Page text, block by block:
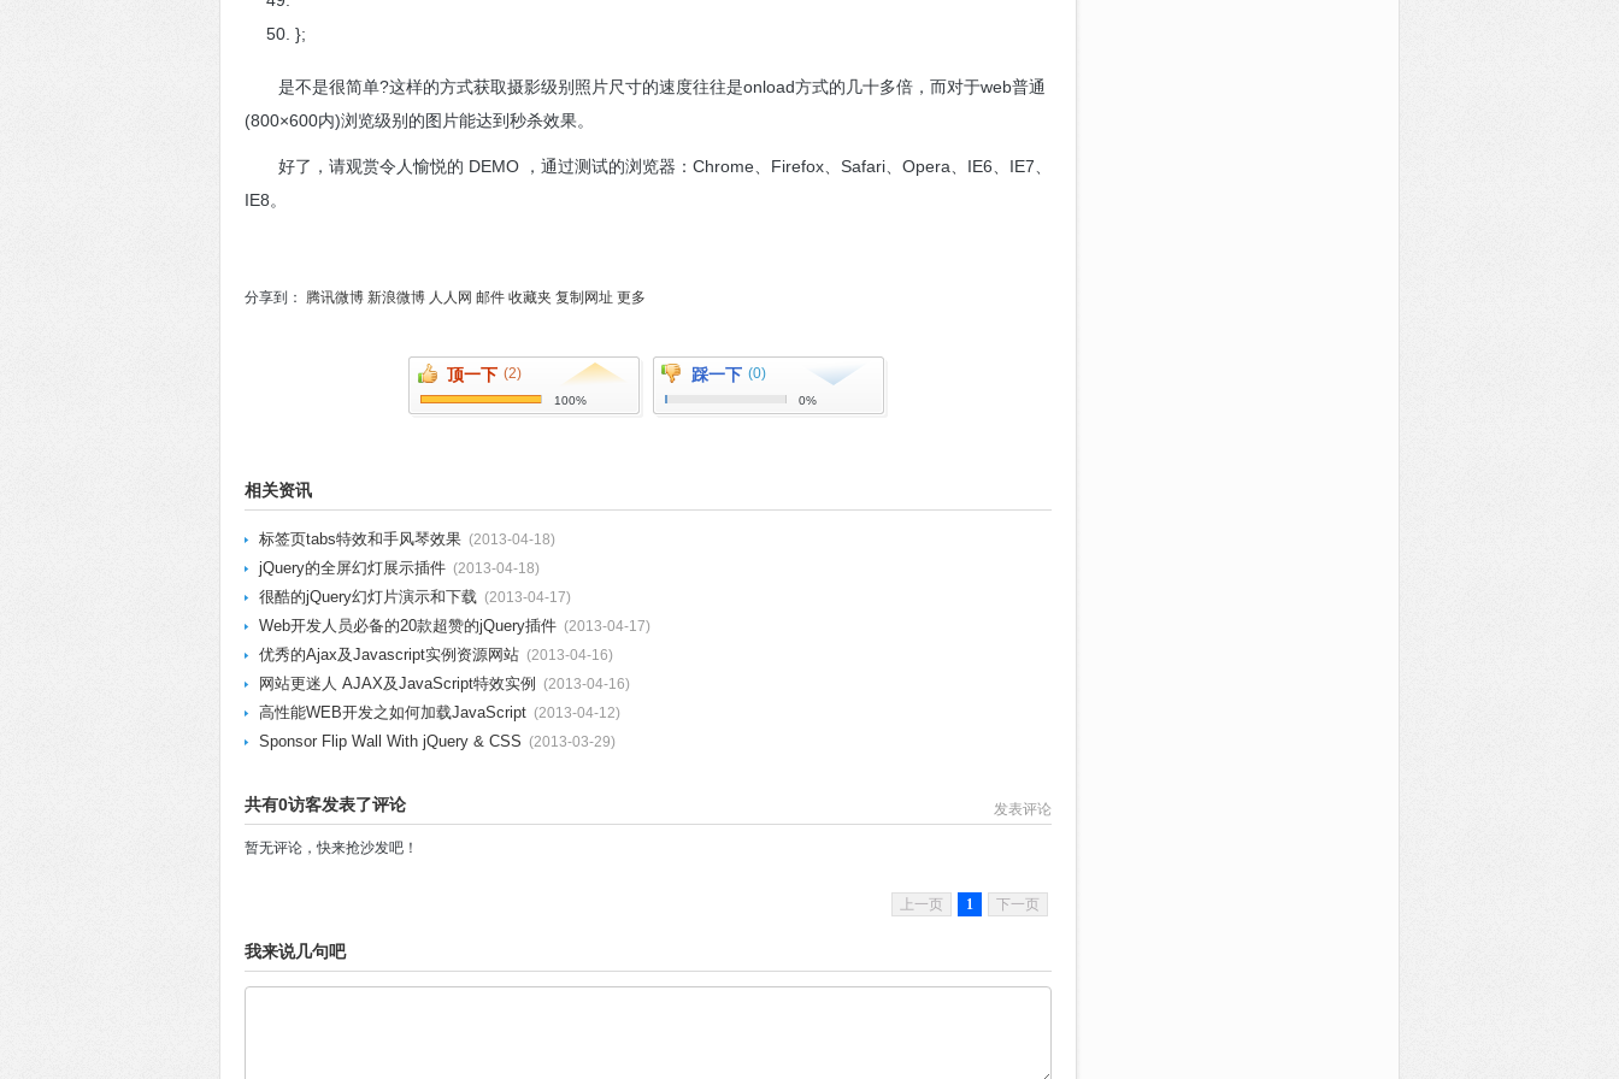
};
是不是很简单?这样的方式获取摄影级别照片尺寸的速度往往是onload方式的几十多倍，而对于web普通
(800×600内)浏览级别的图片能达到秒杀效果。
好了，请观赏令人愉悦的 DEMO ，通过测试的浏览器：Chrome、Firefox、Safari、Opera、IE6、IE7、
IE8。
分享到： 腾讯微博 新浪微博 人人网 邮件 收藏夹 复制网址 更多
顶一下 (2)
100%
踩一下 (0)
0%
相关资讯
标签页tabs特效和手风琴效果 (2013-04-18)
jQuery的全屏幻灯展示插件 (2013-04-18)
很酷的jQuery幻灯片演示和下载 (2013-04-17)
Web开发人员必备的20款超赞的jQuery插件 (2013-04-17)
优秀的Ajax及Javascript实例资源网站 (2013-04-16)
网站更迷人 AJAX及JavaScript特效实例 (2013-04-16)
高性能WEB开发之如何加载JavaScript (2013-04-12)
Sponsor Flip Wall With jQuery & CSS (2013-03-29)
发表评论
共有0访客发表了评论
暂无评论，快来抢沙发吧！
上一页 1 下一页
我来说几句吧